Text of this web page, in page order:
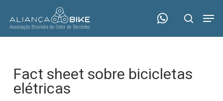
main
search
Fact sheet sobre bicicletas
elétricas